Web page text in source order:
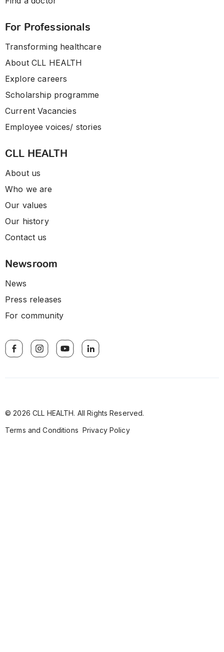
For Professionals
Transforming healthcare
About CLL HEALTH
Explore careers
Scholarship programme
Current Vacancies
Employee voices/ stories
CLL HEALTH
About us
Who we are
Our values
Our history
Contact us
Newsroom
News
Press releases
For community
© 2026 CLL HEALTH. All Rights Reserved.
Terms and Conditions Privacy Policy